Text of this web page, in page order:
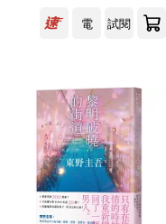
台灣角川(9)
光文社(6)
商周出版(6)
本週上市新品(1)
電子書 (可複選)
電
試閱